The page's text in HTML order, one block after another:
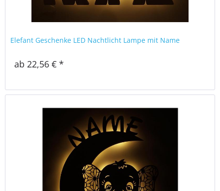
Elefant Geschenke LED Nachtlicht Lampe mit Name
ab 22,56 € *